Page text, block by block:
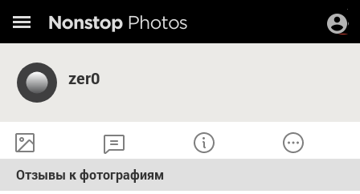
zer0
Отзывы к фотографиям